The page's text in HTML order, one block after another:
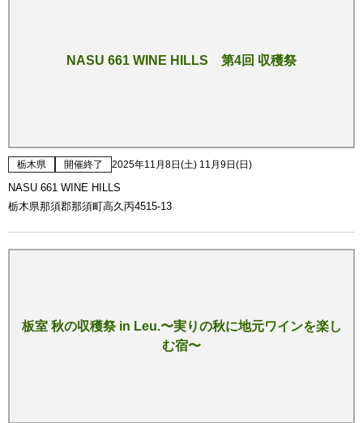
NASU 661 WINE HILLS 第4回 収穫祭
栃木県 開催終了 2025年11月8日(土) 11月9日(日)
NASU 661 WINE HILLS
栃木県那須郡那須町高久丙4515-13
板室 秋の収穫祭 in Leu.〜実りの秋に地元ワインを楽し
む宿〜